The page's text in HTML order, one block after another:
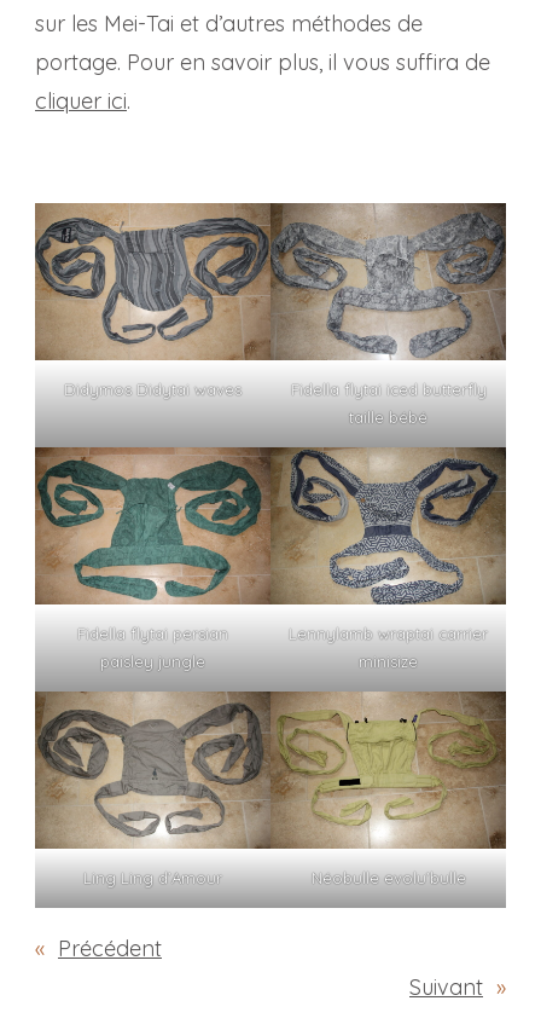
sur les Mei-Tai et d’autres méthodes de
portage. Pour en savoir plus, il vous suffira de
cliquer ici.
Didymos Didytai waves
Fidella flytai iced butterfly
taille bébé
Fidella flytai persian
paisley jungle
Lennylamb wraptai carrier
minisize
Ling Ling d’Amour Néobulle evolu’bulle
« Précédent
Suivant »